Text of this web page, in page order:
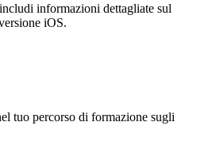
informazioni dettagliate sul
iOS.
tuo percorso di formazione sugli